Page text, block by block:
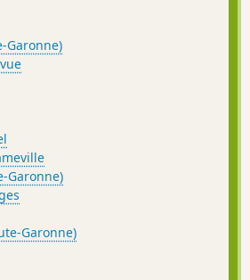
Garonne)
Garonne)
Garonne)